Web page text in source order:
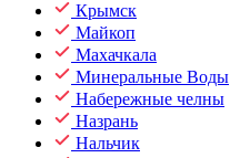
Крымск
Майкоп
Махачкала
Минеральные Воды
Набережные челны
Назрань
Нальчик